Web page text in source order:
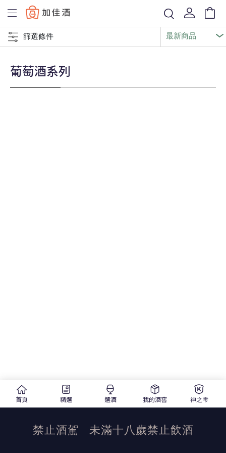
Baccus
篩選條件
葡萄酒系列
首頁 精選 選酒 我的酒窖 神之雫
禁止酒駕 未滿十八歲禁止飲酒